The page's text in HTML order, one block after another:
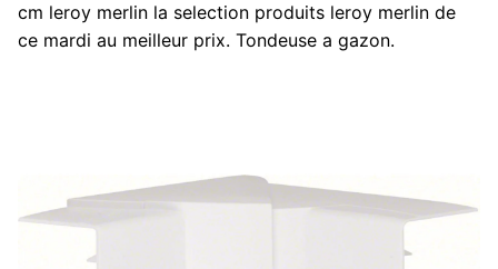
cm leroy merlin la selection produits leroy merlin de
ce mardi au meilleur prix. Tondeuse a gazon.